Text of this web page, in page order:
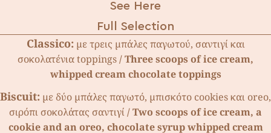
See Here
Full Selection
Classico:µε τρεις µπάλες παγωτού, σαντιγί και
σοκολατένια toppings/Three scoops of ice cream,
whipped cream chocolate toppings
Biscuit:
σιρόπι σοκολάτας σαντιγί/Two scoops of ice cream, a
cookie and an oreo, chocolate syrup whipped cream